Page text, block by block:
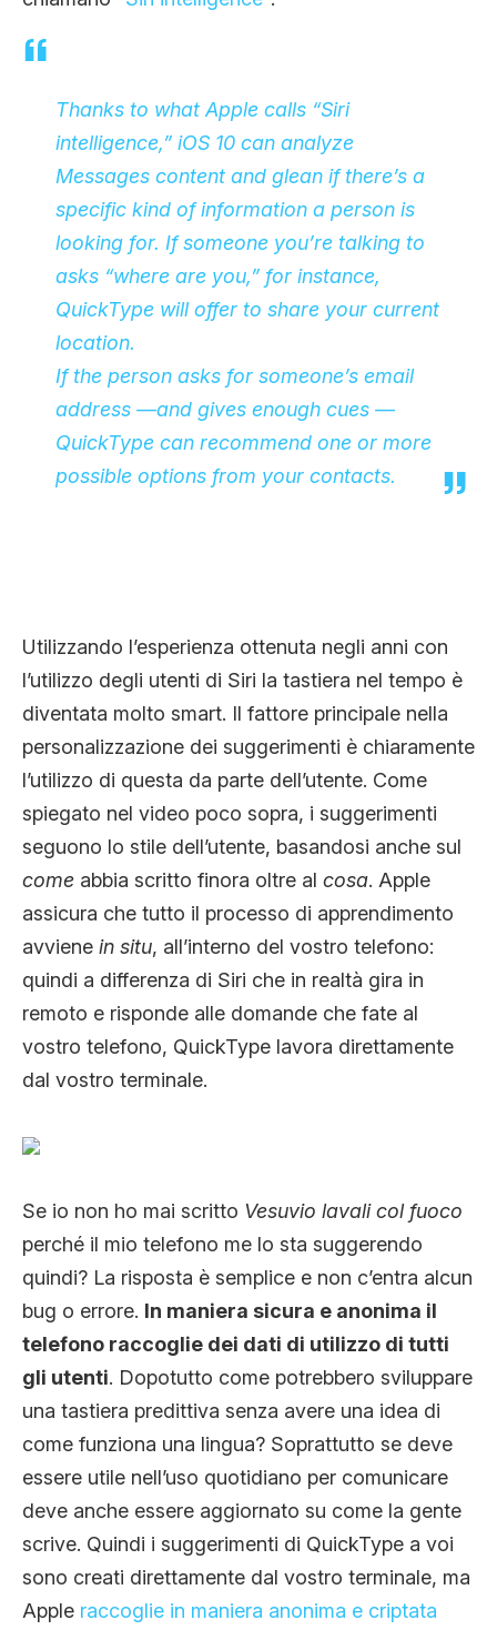
Thanks to what Apple calls “Siri
intelligence,” iOS 10 can analyze
Messages content and glean if there’s a
specific kind of information a person is
looking for. If someone you’re talking to
asks “where are you,” for instance,
QuickType will offer to share your current
location.
If the person asks for someone’s email
address —and gives enough cues —
QuickType can recommend one or more
possible options from your contacts.
Utilizzando l’esperienza ottenuta negli anni con
l’utilizzo degli utenti di Siri la tastiera nel tempo è
diventata molto smart. Il fattore principale nella
personalizzazione dei suggerimenti è chiaramente
l’utilizzo di questa da parte dell’utente. Come
spiegato nel video poco sopra, i suggerimenti
seguono lo stile dell’utente, basandosi anche sul
come abbia scritto finora oltre al cosa. Apple
assicura che tutto il processo di apprendimento
avviene in situ, all’interno del vostro telefono:
quindi a differenza di Siri che in realtà gira in
remoto e risponde alle domande che fate al
vostro telefono, QuickType lavora direttamente
dal vostro terminale.
Se io non ho mai scritto Vesuvio lavali col fuoco
perché il mio telefono me lo sta suggerendo
quindi? La risposta è semplice e non c’entra alcun
bug o errore. In maniera sicura e anonima il
telefono raccoglie dei dati di utilizzo di tutti
gli utenti. Dopotutto come potrebbero sviluppare
una tastiera predittiva senza avere una idea di
come funziona una lingua? Soprattutto se deve
essere utile nell’uso quotidiano per comunicare
deve anche essere aggiornato su come la gente
scrive. Quindi i suggerimenti di QuickType a voi
sono creati direttamente dal vostro terminale, ma
Apple raccoglie in maniera anonima e criptata